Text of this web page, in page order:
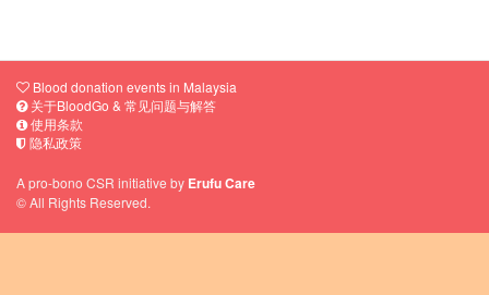
隐私政策
Blood donation events in Malaysia
关于BloodGo & 常见问题与解答
使用条款
隐私政策
A pro-bono CSR initiative by Erufu Care
© All Rights Reserved.